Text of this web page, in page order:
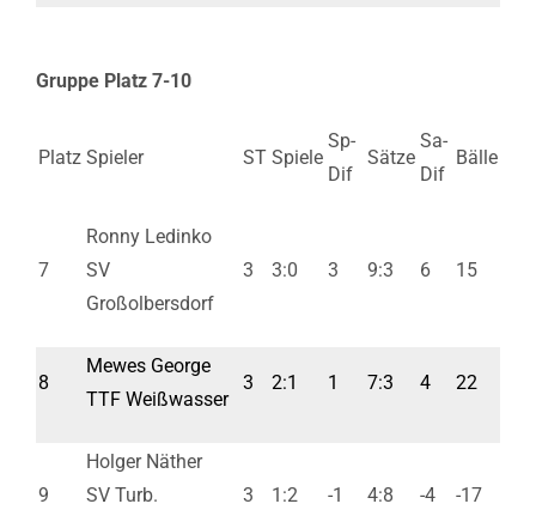
Gruppe Platz 7-10
Platz Spieler ST Spiele
Sp-
Dif
Sätze
Sa-
Dif
Bälle
7
Ronny Ledinko
SV
Großolbersdorf
3 3:0 3 9:3 6 15
8
Mewes George
TTF Weißwasser
3 2:1 1 7:3 4 22
9
Holger Näther
SV Turb.
3 1:2 -1 4:8 -4 -17